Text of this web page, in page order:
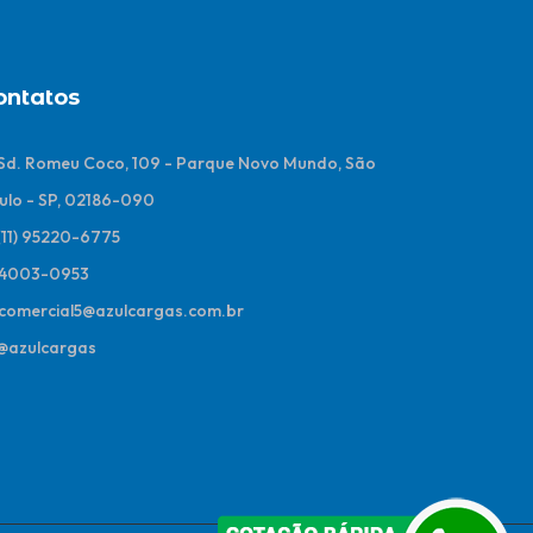
Romeu Coco, 109 - Parque Novo Mundo, São
- SP, 02186-090
95220-6775
0953